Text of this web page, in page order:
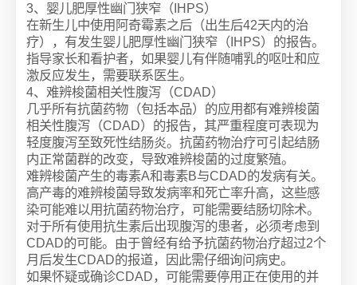
3、婴儿肥厚性幽门狭窄（IHPS）
在新生儿中使用阿奇霉素之后（出生后42天内的治
疗），有发生婴儿肥厚性幽门狭窄（IHPS）的报告。
指导家长和看护者，如果婴儿有伴随哺乳的呕吐和应
激反应发生，需要联系医生。
4、难辨梭菌相关性腹泻（CDAD）
几乎所有抗菌药物（包括本品）的应用都有难辨梭菌
相关性腹泻（CDAD）的报告，其严重程度可表现为
轻度腹泻至致死性结肠炎。抗菌药物治疗可引起结肠
内正常菌群的改变，导致难辨梭菌的过度繁殖。
难辨梭菌产生的毒素A和毒素B与CDAD的发病有关。
高产毒的难辨梭菌导致发病率和死亡率升高，这些感
染可能难以用抗菌药物治疗，可能需要结肠切除术。
对于所有使用抗生素后出现腹泻的患者，必须考虑到
CDAD的可能。由于曾经有给予抗菌药物治疗超过2个
月后发生CDAD的报道，因此需仔细询问病史。
如果怀疑或确诊CDAD，可能需要停用正在使用的并